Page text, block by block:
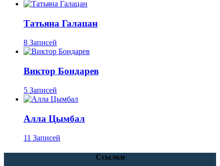
Татьяна Галацан
8 Записей
Виктор Бондарев
5 Записей
Алла Цымбал
11 Записей
Ссылки